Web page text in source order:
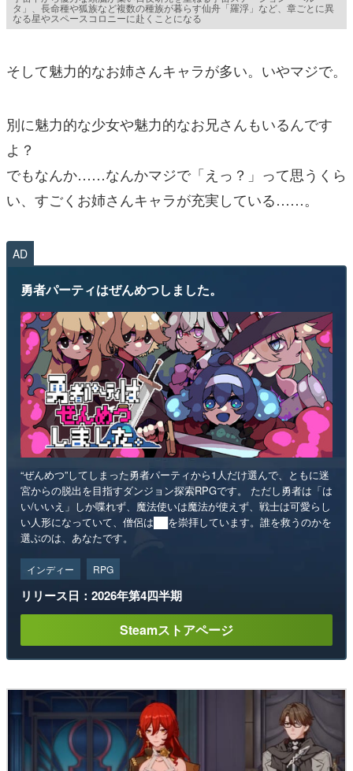
タ」、長命種や狐族など複数の種族が暮らす仙舟「羅浮」など、章ごとに異
なる星やスペースコロニーに赴くことになる
そして魅力的なお姉さんキャラが多い。いやマジで。
別に魅力的な少女や魅力的なお兄さんもいるんです
よ？
でもなんか……なんかマジで「えっ？」って思うくら
い、すごくお姉さんキャラが充実している……。
AD
勇者パーティはぜんめつしました。
“ぜんめつ”してしまった勇者パーティから1人だけ選んで、ともに迷
宮からの脱出を目指すダンジョン探索RPGです。 ただし勇者は「は
い/いいえ」しか喋れず、魔法使いは魔法が使えず、戦士は可愛らし
い人形になっていて、僧侶は██を崇拝しています。誰を救うのかを
選ぶのは、あなたです。
インディー RPG
リリース日：2026年第4四半期
Steamストアページ